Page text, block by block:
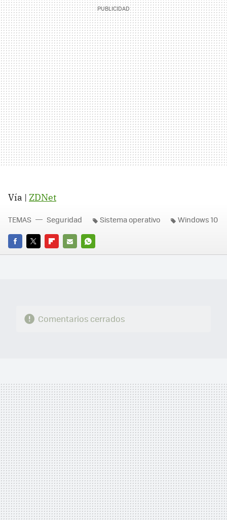
Vía | ZDNet
FACEBOOK
TWITTERFLIPBOARD
E-
WHATSAPP
TEMAS Seguridad Sistema operativo Windows 10
Comentarios cerrados